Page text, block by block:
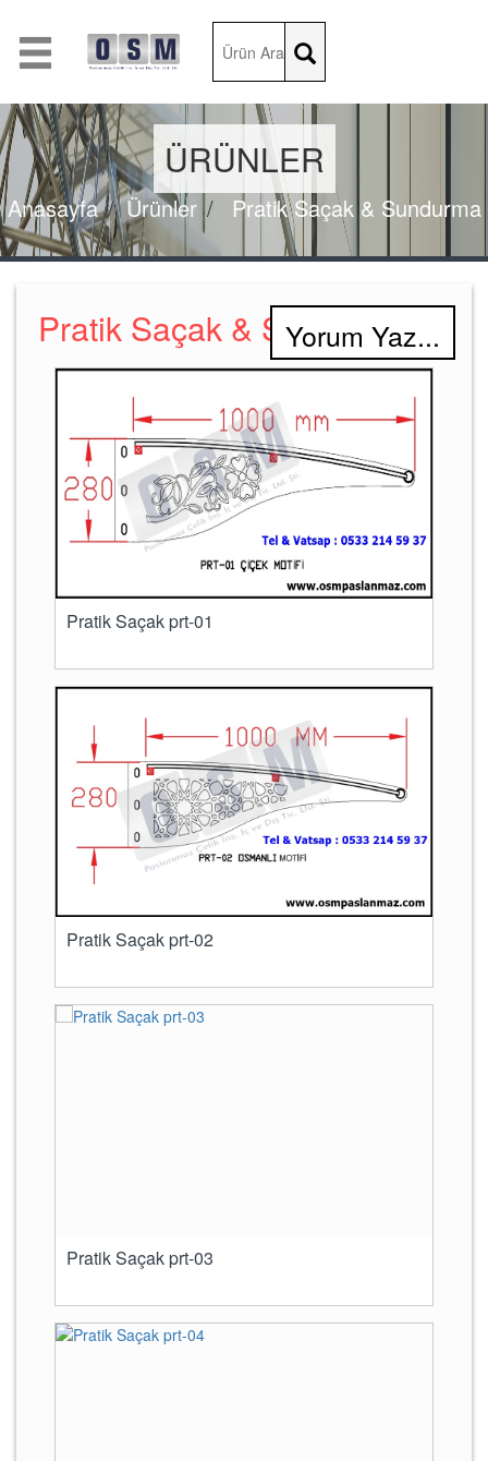
ÜRÜNLER
Anasayfa Ürünler Pratik Saçak & Sundurma
Yorum Yaz...
Pratik Saçak & Sundurma
Pratik Saçak prt-01
Pratik Saçak prt-02
Pratik Saçak prt-03